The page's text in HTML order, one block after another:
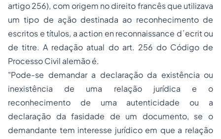
artigo 256), com origem no direito francês que utilizava
um tipo de ação destinada ao reconhecimento de
escritos e títulos, a action en reconnaissance d´ecritou
de titre. A redação atual do art. 256 do Código de
ProcessoCivil alemão é.
"Pode-se demandar a declaração da existência ou
inexistência de uma relação jurídica e o
reconhecimento de uma autenticidade ou a
declaração da fasidade de um documento, se o
demandante tem interesse jurídico em que a relação